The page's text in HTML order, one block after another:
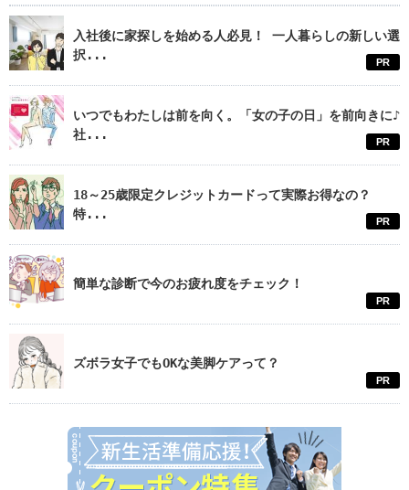
入社後に家探しを始める人必見！ 一人暮らしの新しい選
択...
PR
いつでもわたしは前を向く。「女の子の日」を前向きに♪
社...
PR
18～25歳限定クレジットカードって実際お得なの？
特...
PR
簡単な診断で今のお疲れ度をチェック！
PR
ズボラ女子でもOKな美脚ケアって？
PR